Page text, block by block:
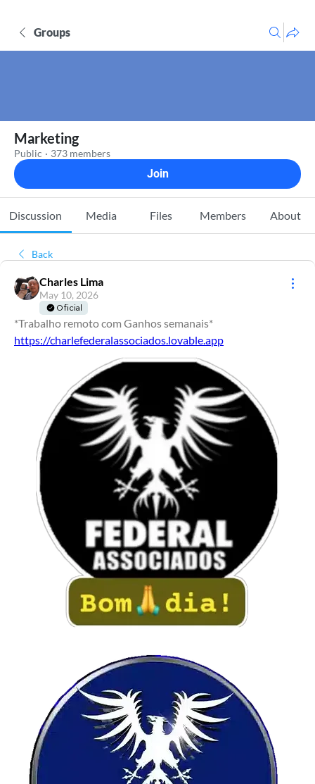
Groups
Marketing
Public · 373 members
Join
Discussion Media Files Members About
Back
Charles Lima
May 10, 2026
Oficial
*Trabalho remoto com Ganhos semanais*
https://charlefederalassociados.lovable.app